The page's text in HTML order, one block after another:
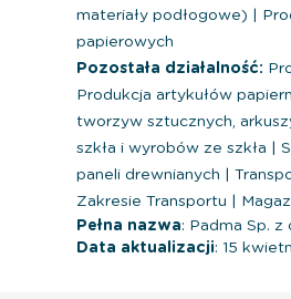
materiały podłogowe)
papierowych
Pozostała działalność:
Produkcja artykułów
tworzyw sztucznych,
szkła i wyrobów ze szkła
paneli drewnianych
Zakresie Transportu
Pełna nazwa: Padma Sp. z
Data aktualizacji: 15